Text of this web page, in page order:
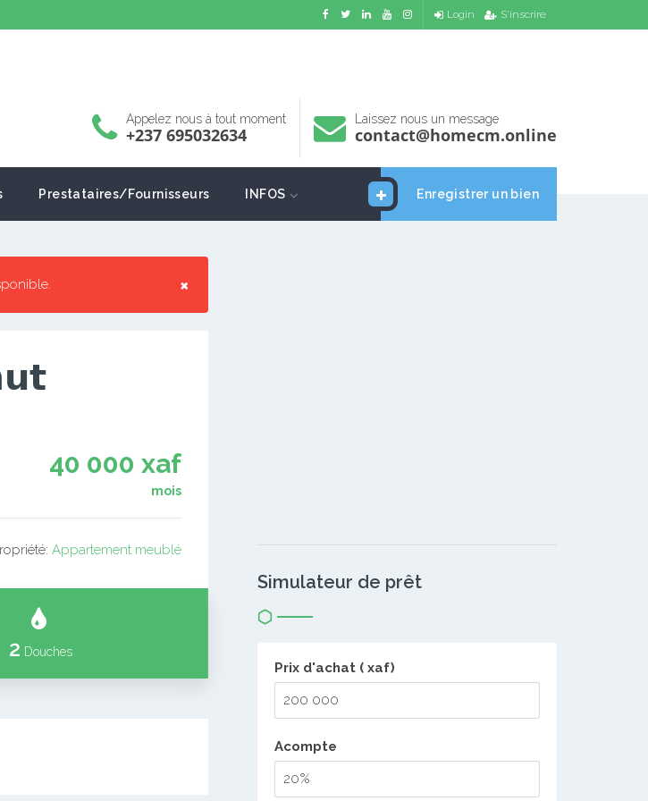
Login S'inscrire
Appelez nous à tout moment
+237 695032634
Laissez nous un message
contact@homecm.online
Enregistrer un bien
Prestataires/Fournisseurs INFOS
×
40 000 xaf
mois
Appartement meublé
2 Douches
Simulateur de prêt
Prix d'achat ( xaf)
Acompte